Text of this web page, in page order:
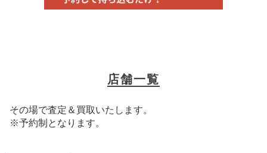
店舗一覧
その場で査定＆買取いたします。
※予約制となります。